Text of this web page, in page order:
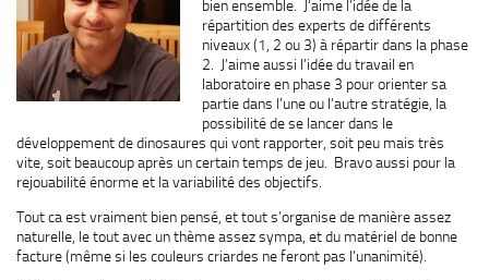
bien ensemble. J’aime l’idée de la
répartition des experts de différents
niveaux (1, 2 ou 3) à répartir dans la phase
2. J’aime aussi l’idée du travail en
laboratoire en phase 3 pour orienter sa
partie dans l’une ou l’autre stratégie, la
possibilité de se lancer dans le
développement de dinosaures qui vont rapporter, soit peu mais très
vite, soit beaucoup après un certain temps de jeu. Bravo aussi pour la
rejouabilité énorme et la variabilité des objectifs.
Tout ca est vraiment bien pensé, et tout s’organise de manière assez
naturelle, le tout avec un thème assez sympa, et du matériel de bonne
facture (même si les couleurs criardes ne feront pas l’unanimité).